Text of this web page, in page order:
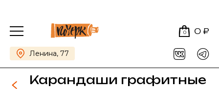
0 0 ₽
Ленина, 77
Карандаши графитные